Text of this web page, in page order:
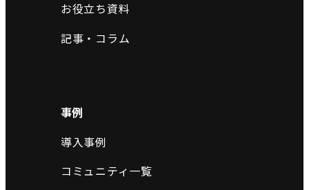
お役立ち資料
記事・コラム
事例
導入事例
コミュニティ一覧